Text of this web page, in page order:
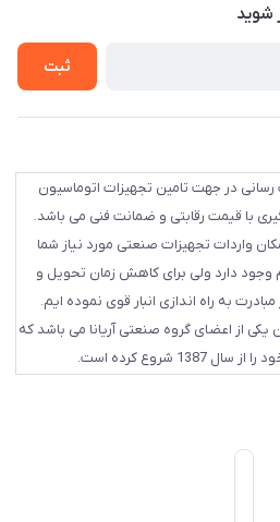
شوید
ثبت
در جهت تامین تجهیزات اتوماسیون
با قیمت رقابتی و ضمانت فنی می باشد.
واردات تجهیزات صنعتی مورد نیاز شما
وجود دارد ولی برای کاهش زمان تحویل و
به راه اندازی انبار قوی نموده ایم.
یکی از اعضای گروه صنعتی آریانا می باشد که
1387 شروع کرده است.